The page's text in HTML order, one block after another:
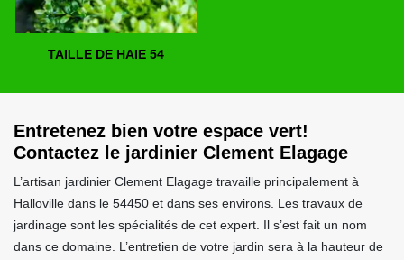
TAILLE DE HAIE 54
Entretenez bien votre espace vert!
Contactez le jardinier Clement Elagage
L’artisan jardinier Clement Elagage travaille principalement à
Halloville dans le 54450 et dans ses environs. Les travaux de
jardinage sont les spécialités de cet expert. Il s’est fait un nom
dans ce domaine. L’entretien de votre jardin sera à la hauteur de